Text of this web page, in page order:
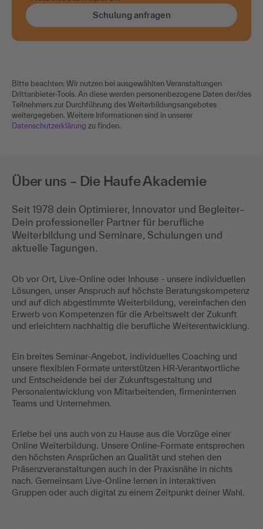
Schulung anfragen
Bitte beachten: Wir nutzen bei ausgewählten Veranstaltungen
Drittanbieter-Tools. An diese werden personenbezogene Daten der/des
Teilnehmers zur Durchführung des Weiterbildungsangebotes
weitergegeben. Weitere Informationen sind in unserer
Datenschutzerklärung zu finden.
Über uns – Die Haufe Akademie
Seit 1978 dein Optimierer, Innovator und Begleiter–
Dein professioneller Partner für berufliche
Weiterbildung und Seminare, Schulungen und
aktuelle Tagungen.
Ob vor Ort, Live-Online oder Inhouse - unsere individuellen
Lösungen, unser Anspruch auf höchste Beratungskompetenz
und auf dich abgestimmte Weiterbildung, vereinfachen den
Erwerb von Kompetenzen für die Arbeitswelt der Zukunft
und erleichtern nachhaltig die berufliche Weiterentwicklung.
Ein breites Seminar-Angebot, individuelles Coaching und
unsere flexiblen Formate unterstützen HR-Verantwortliche
und Entscheidende bei der Zukunftsgestaltung und
Personalentwicklung von Mitarbeitenden, firmeninternen
Teams und Unternehmen.
Erlebe bei uns auch von zu Hause aus die Vorzüge einer
Online Weiterbildung. Unsere Online-Formate entsprechen
den höchsten Ansprüchen an Qualität und stehen den
Präsenzveranstaltungen auch in der Praxisnähe in nichts
nach. Gemeinsam Live-Online lernen in interaktiven
Gruppen oder auch digital zu einem Zeitpunkt deiner Wahl.